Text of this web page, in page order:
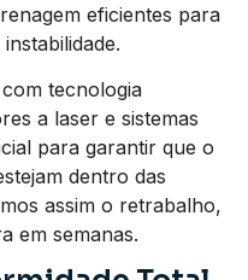
eficientes para
tecnologia
a laser e sistemas
para garantir que o
dentro das
assim o retrabalho,
em semanas.